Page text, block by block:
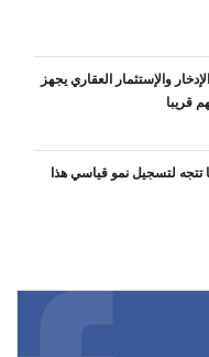
والإستثمار العقاري يجهز
تتجه لتسجيل نمو قياسي هذا